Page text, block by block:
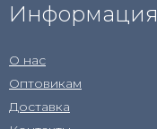
Информация
О нас
Оптовикам
Доставка